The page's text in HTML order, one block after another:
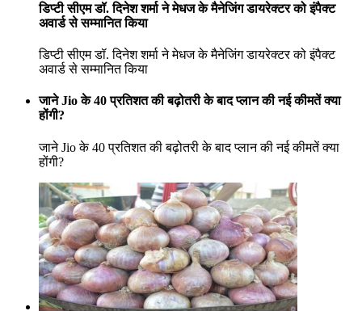
डिप्टी सीएम डॉ. दिनेश शर्मा ने मेधज के मैनेजिंग डायरेक्टर को इंपैक्ट
अवार्ड से सम्मानित किया
डिप्टी सीएम डॉ. दिनेश शर्मा ने मेधज के मैनेजिंग डायरेक्टर को इंपैक्ट
अवार्ड से सम्मानित किया
जाने Jio के 40 प्रतिशत की बढ़ोतरी के बाद प्लान की नई कीमतें क्या
होंगी?
जाने Jio के 40 प्रतिशत की बढ़ोतरी के बाद प्लान की नई कीमतें क्या
होंगी?